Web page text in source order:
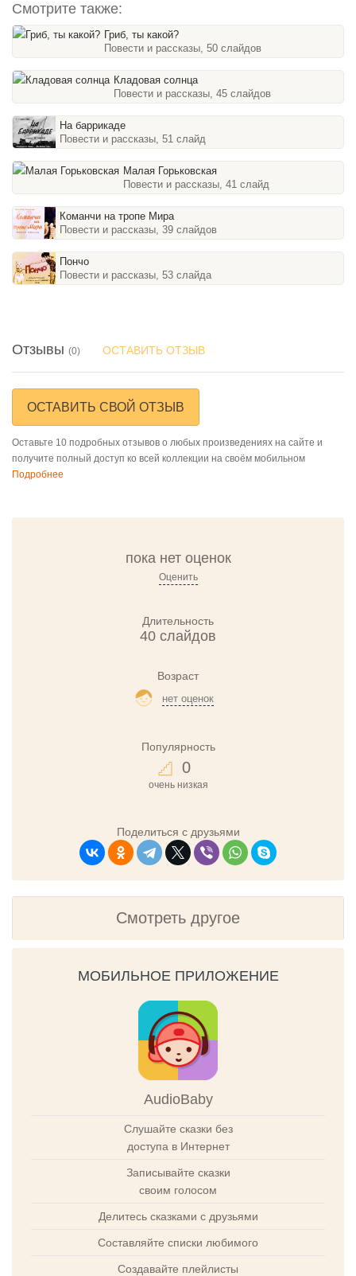
Смотрите также:
Гриб, ты какой?
Повести и рассказы, 50 слайдов
Кладовая солнца
Повести и рассказы, 45 слайдов
На баррикаде
Повести и рассказы, 51 слайд
Малая Горьковская
Повести и рассказы, 41 слайд
Команчи на тропе Мира
Повести и рассказы, 39 слайдов
Пончо
Повести и рассказы, 53 слайда
Отзывы (0) ОСТАВИТЬ ОТЗЫВ
ОСТАВИТЬ СВОЙ ОТЗЫВ
Оставьте 10 подробных отзывов о любых произведениях на сайте и
получите полный доступ ко всей коллекции на своём мобильном
Подробнее
пока нет оценок
Оценить
Длительность
40 слайдов
Возраст
нет оценок
Популярность
0
очень низкая
Поделиться с друзьями
Смотреть другое
МОБИЛЬНОЕ ПРИЛОЖЕНИЕ
AudioBaby
Слушайте сказки без
доступа в Интернет
Записывайте сказки
своим голосом
Делитесь сказками с друзьями
Составляйте списки любимого
Создавайте плейлисты